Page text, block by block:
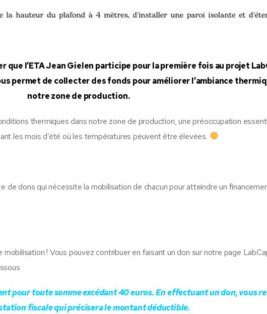
que l’ETA Jean Gielen participe pour la première fois au projet
permet de collecter des fonds pour améliorer l’ambiance
notre zone de production.
thermiques dans notre zone de production, une préoccupation
les mois d’été où les températures peuvent être élevées.
dons qui nécessite la mobilisation de chacun pour atteindre un
! Vous pouvez contribuer en faisant un don sur notre page
pour toute somme excédant 40 euros. En effectuant un don, vous
fiscale qui précisera le montant déductible.